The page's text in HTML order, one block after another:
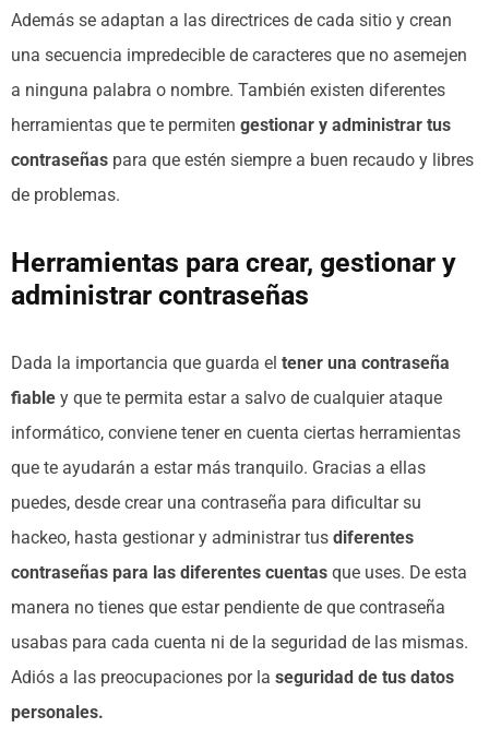
Además se adaptan a las directrices de cada sitio y crean
una secuencia impredecible de caracteres que no asemejen
a ninguna palabra o nombre. También existen diferentes
herramientas que te permiten gestionar y administrar tus
contraseñas para que estén siempre a buen recaudo y libres
de problemas.
Herramientas para crear, gestionar y
administrar contraseñas
Dada la importancia que guarda el tener una contraseña
fiable y que te permita estar a salvo de cualquier ataque
informático, conviene tener en cuenta ciertas herramientas
que te ayudarán a estar más tranquilo. Gracias a ellas
puedes, desde crear una contraseña para dificultar su
hackeo, hasta gestionar y administrar tus diferentes
contraseñas para las diferentes cuentas que uses. De esta
manera no tienes que estar pendiente de que contraseña
usabas para cada cuenta ni de la seguridad de las mismas.
Adiós a las preocupaciones por la seguridad de tus datos
personales.